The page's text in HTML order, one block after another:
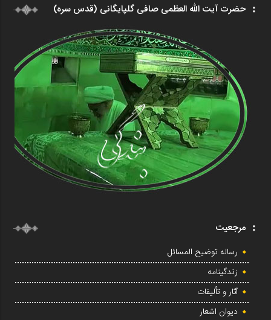
حضرت آیت الله العظمی صافی گلپایگانی (قدس سره)
مرجعیت
رساله توضیح المسائل
زندگینامه
آثار و تألیفات
دیوان اشعار